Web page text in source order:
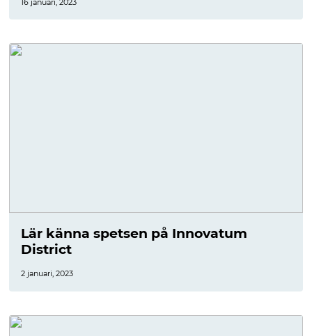
Lär känna spetsen på Innovatum
District
2 januari, 2023